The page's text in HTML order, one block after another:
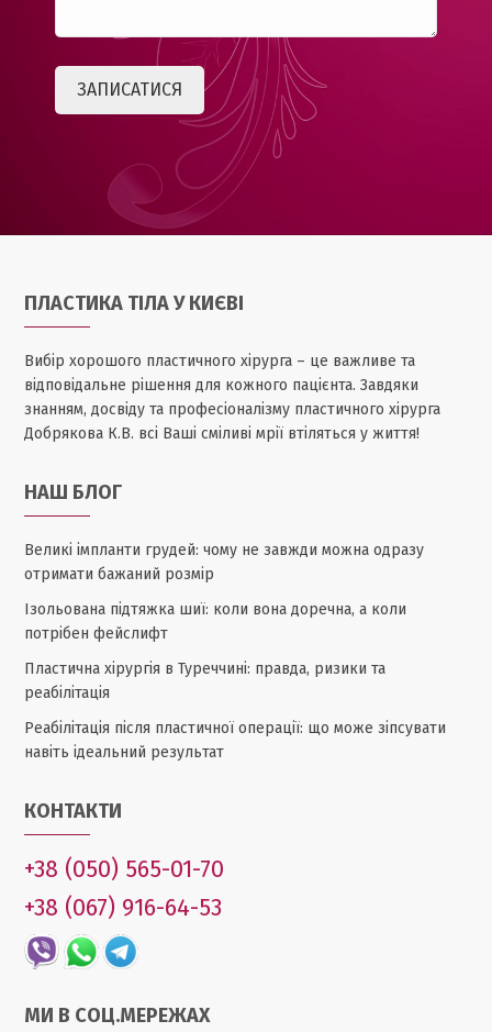
ПЛАСТИКА ТІЛА У КИЄВІ
Вибір хорошого пластичного хірурга – це важливе та
відповідальне рішення для кожного пацієнта. Завдяки
знанням, досвіду та професіоналізму пластичного хірурга
Добрякова К.В. всі Ваші сміливі мрії втіляться у життя!
НАШ БЛОГ
Великі імпланти грудей: чому не завжди можна одразу
отримати бажаний розмір
Ізольована підтяжка шиї: коли вона доречна, а коли
потрібен фейслифт
Пластична хірургія в Туреччині: правда, ризики та
реабілітація
Реабілітація після пластичної операції: що може зіпсувати
навіть ідеальний результат
КОНТАКТИ
+38 (050) 565-01-70
+38 (067) 916-64-53
МИ В СОЦ.МЕРЕЖАХ